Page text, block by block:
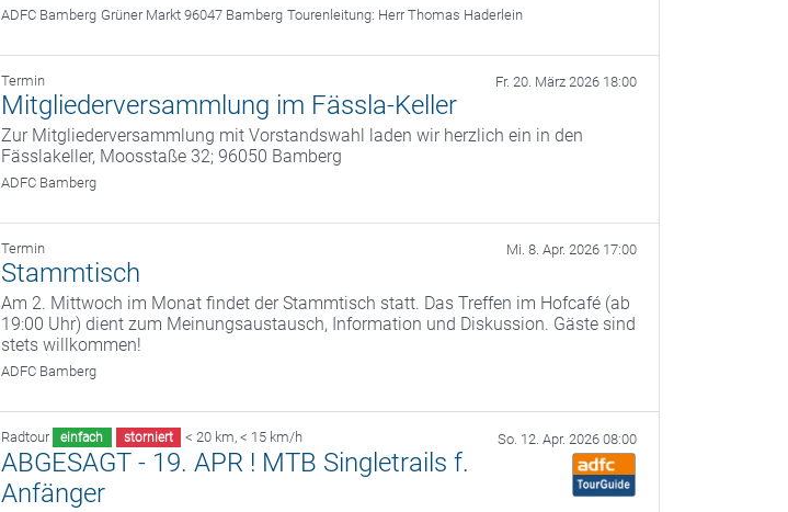
ADFC Bamberg Grüner Markt 96047 Bamberg Tourenleitung: Herr Thomas Haderlein
Termin Fr. 20. März 2026 18:00
Mitgliederversammlung im Fässla-Keller
Zur Mitgliederversammlung mit Vorstandswahl laden wir herzlich ein in den
Fässlakeller, Moosstaße 32; 96050 Bamberg
ADFC Bamberg
Termin Mi. 8. Apr. 2026 17:00
Stammtisch
Am 2. Mittwoch im Monat findet der Stammtisch statt. Das Treffen im Hofcafé (ab
19:00 Uhr) dient zum Meinungsaustausch, Information und Diskussion. Gäste sind
stets willkommen!
ADFC Bamberg
Radtour einfach storniert < 20 km, < 15 km/h So. 12. Apr. 2026 08:00
ABGESAGT - 19. APR ! MTB Singletrails f.
Anfänger